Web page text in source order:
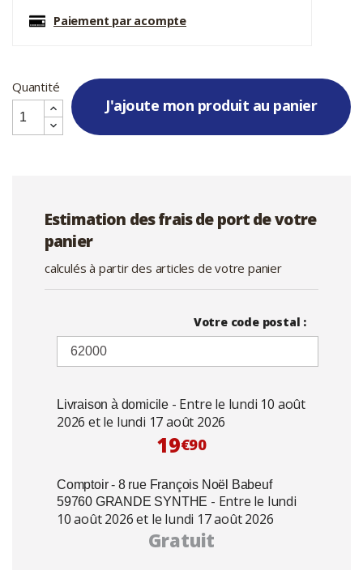
Paiement par acompte
Quantité
J'ajoute mon produit au panier
Estimation des frais de port de votre
panier
calculés à partir des articles de votre panier
Votre code postal :
Livraison à domicile - Entre le lundi 10 août
2026 et le lundi 17 août 2026
19€90
Comptoir - 8 rue François Noël Babeuf
59760 GRANDE SYNTHE - Entre le lundi
10 août 2026 et le lundi 17 août 2026
Gratuit